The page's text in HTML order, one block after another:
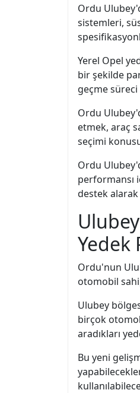
Ordu
sistemleri,
Yerel Opel
bir şekilde
geçme süreci
Ordu
etmek, araç
seçimi
Ordu
performansı
destek alarak
Yedek
Ordu'nun
otomobil
Ulubey
birçok
aradıkları
Bu yeni